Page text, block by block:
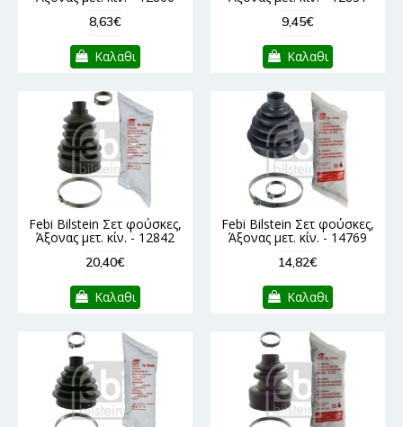
8,63€
Καλαθι
9,45€
Καλαθι
Febi Bilstein Σετ φούσκες,
Άξονας μετ. κίν. - 12842
20,40€
Καλαθι
Febi Bilstein Σετ φούσκες,
Άξονας μετ. κίν. - 14769
14,82€
Καλαθι